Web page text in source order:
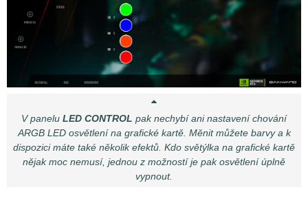
V panelu LED CONTROL pak nechybí ani nastavení chování
ARGB LED osvětlení na grafické kartě. Měnit můžete barvy a k
dispozici máte také několik efektů. Kdo světýlka na grafické kartě
nějak moc nemusí, jednou z možností je pak osvětlení úplně
vypnout.